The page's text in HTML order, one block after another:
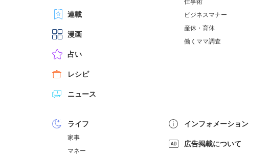
連載
漫画
占い
レシピ
ニュース
仕事術
ビジネスマナー
産休・育休
働くママ調査
ライフ
家事
マネー
インフォメーション
広告掲載について